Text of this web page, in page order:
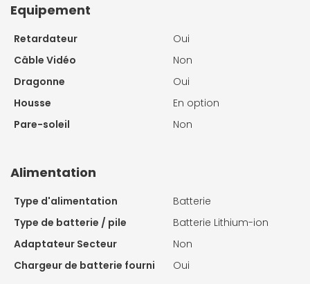
Equipement
Retardateur
Oui
Câble Vidéo
Non
Dragonne
Oui
Housse
En option
Pare-soleil
Non
Alimentation
Type d'alimentation
Batterie
Type de batterie / pile
Batterie Lithium-ion
Adaptateur Secteur
Non
Chargeur de batterie fourni
Oui